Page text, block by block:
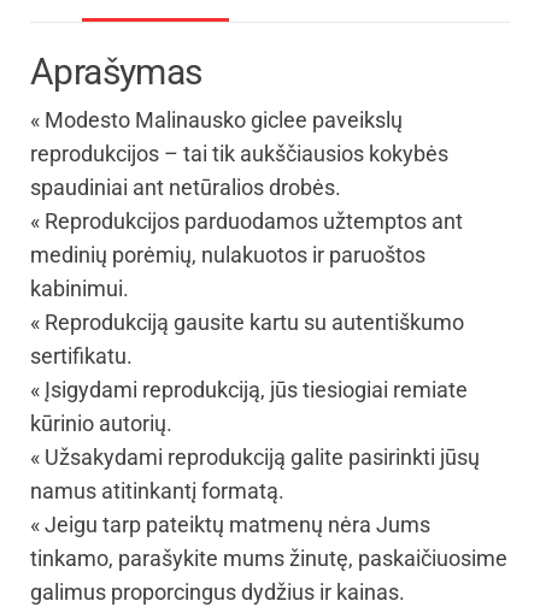
Aprašymas
« Modesto Malinausko giclee paveikslų
reprodukcijos – tai tik aukščiausios kokybės
spaudiniai ant netūralios drobės.
« Reprodukcijos parduodamos užtemptos ant
medinių porėmių, nulakuotos ir paruoštos
kabinimui.
« Reprodukciją gausite kartu su autentiškumo
sertifikatu.
« Įsigydami reprodukciją, jūs tiesiogiai remiate
kūrinio autorių.
« Užsakydami reprodukciją galite pasirinkti jūsų
namus atitinkantį formatą.
« Jeigu tarp pateiktų matmenų nėra Jums
tinkamo, parašykite mums žinutę, paskaičiuosime
galimus proporcingus dydžius ir kainas.